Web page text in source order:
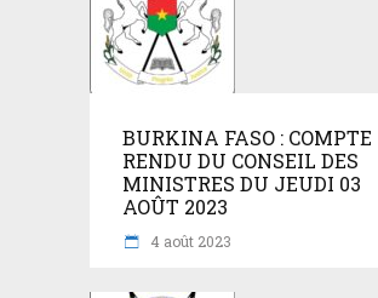
BURKINA FASO : COMPTE
RENDU DU CONSEIL DES
MINISTRES DU JEUDI 03
AOÛT 2023
4 août 2023